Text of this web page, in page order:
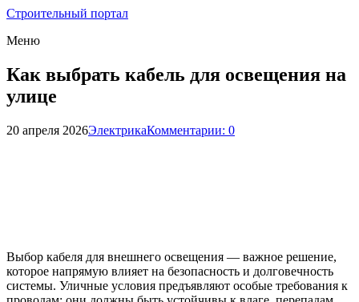
Строительный портал
Меню
Как выбрать кабель для освещения на
улице
20 апреля 2026ЭлектрикаКомментарии: 0
Выбор кабеля для внешнего освещения — важное решение,
которое напрямую влияет на безопасность и долговечность
системы. Уличные условия предъявляют особые требования к